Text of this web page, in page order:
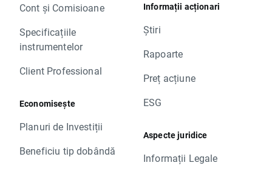
Cont și Comisioane
Specificațiile
instrumentelor
Client Professional
Economisește
Planuri de Investiții
Beneficiu tip dobândă
Informații acționari
Știri
Rapoarte
Preț acțiune
ESG
Aspecte juridice
Informații Legale